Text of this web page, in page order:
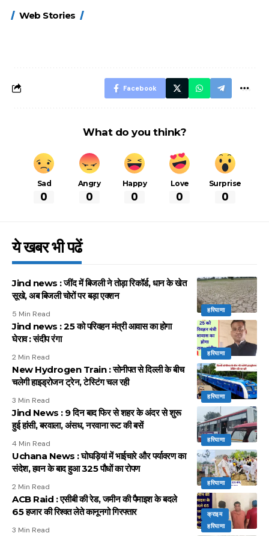
Web Stories
FASTag के ये नए
Facebook
What do you think?
Sad
0
Angry
0
Happy
0
Love
0
Surprise
0
ये खबर भी पढें
हरियाणा
Jind news : जींद में बिजली ने तोड़ा रिकॉर्ड, धान के खेत
सूखे, अब बिजली चोरों पर बड़ा एक्शन
5 Min Read
हरियाणा
Jind news : 25 को परिवहन मंत्री आवास का होगा
घेराव : संदीप रंगा
2 Min Read
हरियाणा
New Hydrogen Train : सोनीपत से दिल्ली के बीच
चलेगी हाइड्रोजन ट्रेन, टेस्टिंग चल रही
3 Min Read
हरियाणा
Jind News : 9 दिन बाद फिर से शहर के अंदर से शुरू
हुई हांसी, बरवाला, अंसध, नरवाना रूट की बसें
4 Min Read
हरियाणा
Uchana News : घोघड़ियां में भाईचारे और पर्यावरण का
संदेश, हवन के बाद हुआ 325 पौधों का रोपण
2 Min Read
क्राइम
हरियाणा
ACB Raid : एसीबी की रेड, जमीन की पैमाइश के बदले
65 हजार की रिश्वत लेते कानूनगो गिरफ्तार
3 Min Read